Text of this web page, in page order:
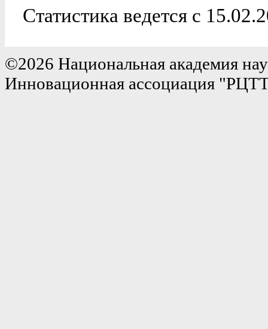
Статистика ведется с
©2026 Национальная академия
Инновационная ассоциация